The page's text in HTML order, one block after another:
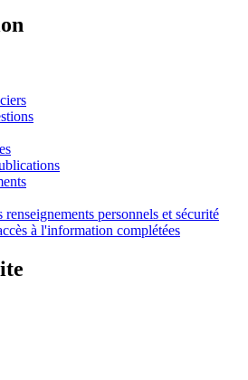
renseignements personnels et sécurité
à l'information complétées